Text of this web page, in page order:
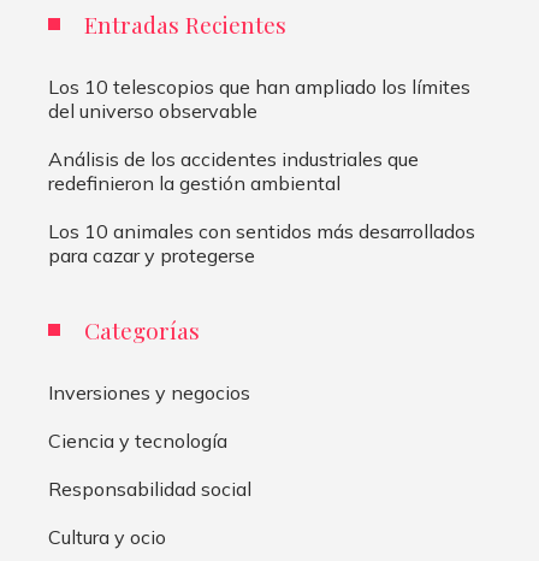
Entradas Recientes
Los 10 telescopios que han ampliado los límites
del universo observable
Análisis de los accidentes industriales que
redefinieron la gestión ambiental
Los 10 animales con sentidos más desarrollados
para cazar y protegerse
Categorías
Inversiones y negocios
Ciencia y tecnología
Responsabilidad social
Cultura y ocio